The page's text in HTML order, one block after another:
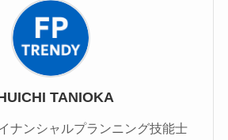
TANIOKA
ナンシャルプランニング技能士